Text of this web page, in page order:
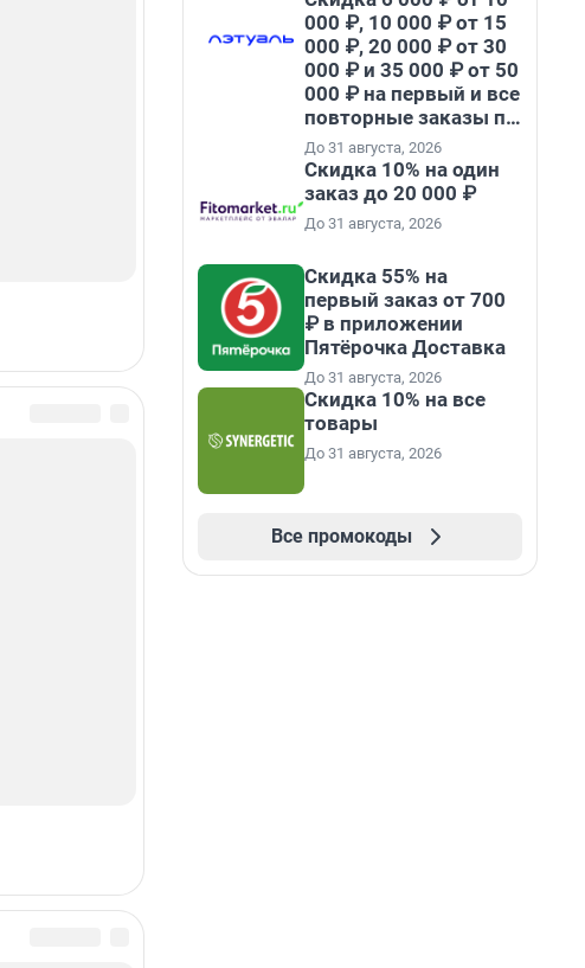
000 ₽, 10 000 ₽ от 15
000 ₽, 20 000 ₽ от 30
000 ₽ и 35 000 ₽ от 50
000 ₽ на первый и все
повторные заказы по
промокоду НАБЕРИ
До 31 августа, 2026
Скидка 10% на один
заказ до 20 000 ₽
До 31 августа, 2026
Скидка 55% на
первый заказ от 700
₽ в приложении
Пятёрочка Доставка
До 31 августа, 2026
Скидка 10% на все
товары
До 31 августа, 2026
Все промокоды